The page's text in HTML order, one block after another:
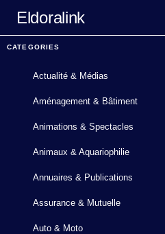
Eldoralink
CATEGORIES
Actualité & Médias
Aménagement & Bâtiment
Animations & Spectacles
Animaux & Aquariophilie
Annuaires & Publications
Assurance & Mutuelle
Auto & Moto